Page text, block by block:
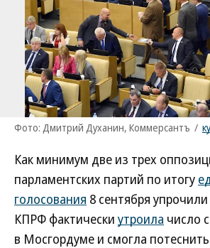
Фото: Дмитрий Духанин, Коммерсантъ /
Как минимум две из трех
парламентских партий по итогу
голосования 8 сентября
КПРФ фактически утроила число
в Мосгордуме и смогла